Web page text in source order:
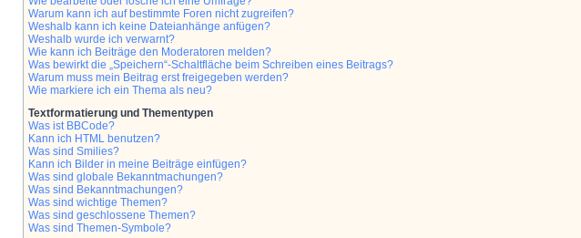
Warum kann ich auf bestimmte Foren nicht zugreifen?
Weshalb kann ich keine Dateianhänge anfügen?
Weshalb wurde ich verwarnt?
Wie kann ich Beiträge den Moderatoren melden?
Was bewirkt die „Speichern“-Schaltfläche beim Schreiben eines Beitrags?
Warum muss mein Beitrag erst freigegeben werden?
Wie markiere ich ein Thema als neu?
Textformatierung und Thementypen
Was ist BBCode?
Kann ich HTML benutzen?
Was sind Smilies?
Kann ich Bilder in meine Beiträge einfügen?
Was sind globale Bekanntmachungen?
Was sind Bekanntmachungen?
Was sind wichtige Themen?
Was sind geschlossene Themen?
Was sind Themen-Symbole?